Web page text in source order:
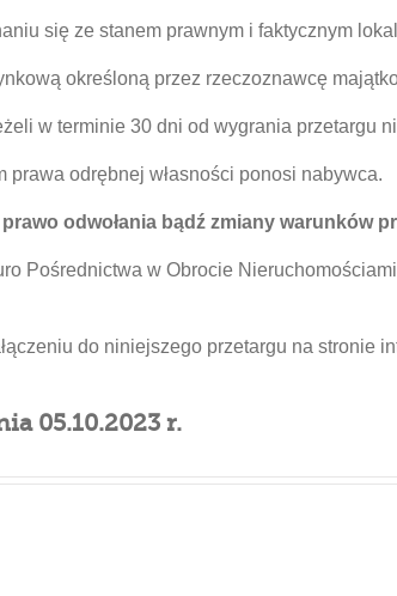
się ze stanem prawnym i faktycznym
określoną przez rzeczoznawcę
w terminie 30 dni od wygrania przetargu
odrębnej własności ponosi nabywca.
odwołania bądź zmiany warunków
Pośrednictwa w Obrocie
do niniejszego przetargu na stronie
05.10.2023 r.